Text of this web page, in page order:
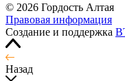
© 2026 Гордость Алтая
Правовая информация
Создание и поддержка
Назад